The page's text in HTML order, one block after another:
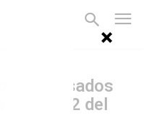
interesados
la línea 2 del